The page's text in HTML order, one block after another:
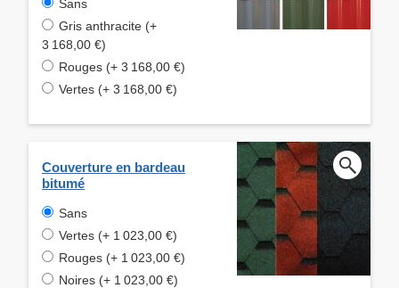
Sans
Gris anthracite (+
3 168,00 €)
Rouges (+ 3 168,00 €)
Vertes (+ 3 168,00 €)
Couverture en bardeau
bitumé
Sans
Vertes (+ 1 023,00 €)
Rouges (+ 1 023,00 €)
Noires (+ 1 023,00 €)